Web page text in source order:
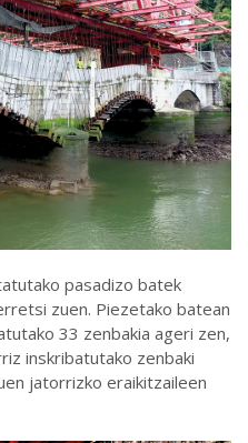
pasadizo batek
zuen. Piezetako batean
33 zenbakia ageri zen,
inskribatutako zenbaki
jatorrizko eraikitzaileen